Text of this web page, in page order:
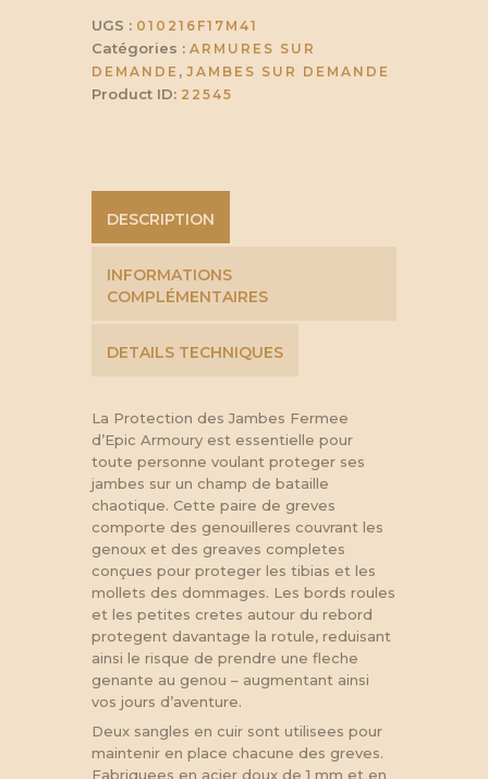
UGS : 010216F17M41
Catégories : ARMURES SUR
DEMANDE , JAMBES SUR DEMANDE
Product ID: 22545
DESCRIPTION
INFORMATIONS
COMPLÉMENTAIRES
DETAILS TECHNIQUES
La Protection des Jambes Fermee
d’Epic Armoury est essentielle pour
toute personne voulant proteger ses
jambes sur un champ de bataille
chaotique. Cette paire de greves
comporte des genouilleres couvrant les
genoux et des greaves completes
conçues pour proteger les tibias et les
mollets des dommages. Les bords roules
et les petites cretes autour du rebord
protegent davantage la rotule, reduisant
ainsi le risque de prendre une fleche
genante au genou – augmentant ainsi
vos jours d’aventure.
Deux sangles en cuir sont utilisees pour
maintenir en place chacune des greves.
Fabriquees en acier doux de 1 mm et en